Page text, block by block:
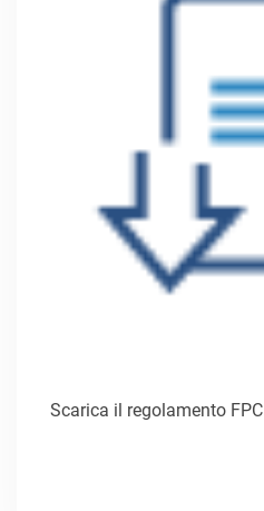
Scarica il regolamento FPC